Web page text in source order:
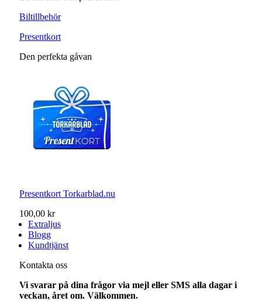
Biltillbehör
Presentkort
Den perfekta gåvan
Presentkort Torkarblad.nu
100,00 kr
Extraljus
Blogg
Kundtjänst
Kontakta oss
Vi svarar på dina frågor via mejl eller SMS alla dagar i
veckan, året om. Välkommen.